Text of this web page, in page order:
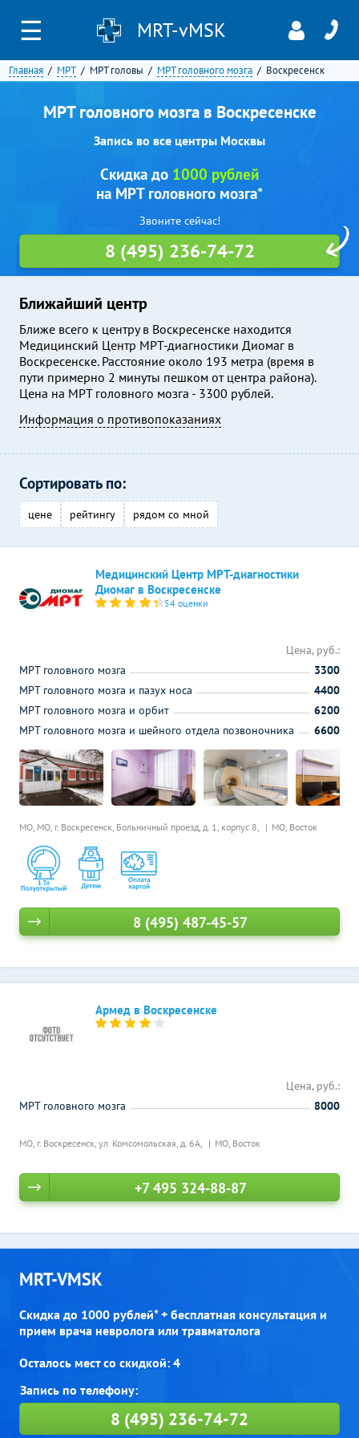
☰ MRT-vMSK
Главная МРТ МРТ головы МРТ головного мозга Воскресенск
МРТ головного мозга в Воскресенске
Запись во все центры Москвы
Ближайший центр
Ближе всего к центру в Воскресенске находится
Медицинский Центр МРТ-диагностики Диомаг в
Воскресенске. Расстояние около 193 метра (время в
пути примерно 2 минуты пешком от центра района).
Цена на МРТ головного мозга - 3300 рублей.
Информация о противопоказаниях
Скидка до 1000 рублей
на МРТ головного мозга*
Звоните сейчас!
8 (495) 236-74-72
Сортировать по:
цене рейтингу рядом со мной
Медицинский Центр МРТ-диагностики
Диомаг в Воскресенске
54 оценки
МО, МО, г. Воскресенск, Больничный проезд, д. 1, корпус 8, МО, Восток
Цена, руб.:
МРТ головного мозга
3300
МРТ головного мозга и пазух носа
4400
МРТ головного мозга и орбит
6200
МРТ головного мозга и шейного отдела позвоночника
6600
8 (495) 487-45-57
Армед в Воскресенске
МО, г. Воскресенск, ул. Комсомольская, д. 6А, МО, Восток
Цена, руб.:
МРТ головного мозга
8000
+7 495 324-88-87
MRT-VMSK
Скидка до 1000 рублей* + бесплатная консультация и
прием врача невролога или травматолога
Осталось мест со скидкой: 4
8 (495) 236-74-72